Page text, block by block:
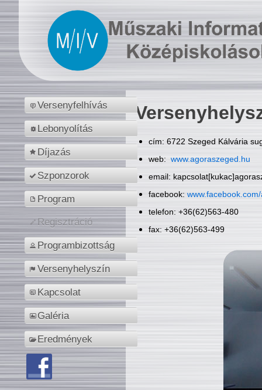
Versenyfelhívás
Lebonyolítás
Díjazás
Szponzorok
Program
Regisztráció
Programbizottság
Versenyhelyszín
Kapcsolat
Galéria
Eredmények
cím: 6722 Szeged Kálvária
web: www.agoraszeged.hu
email:
facebook:
telefon: +36(62)563-480
fax: +36(62)563-499